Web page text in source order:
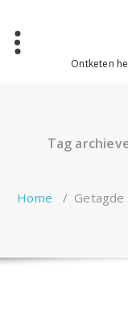
inhoud
Ontketen
Tag
Home /